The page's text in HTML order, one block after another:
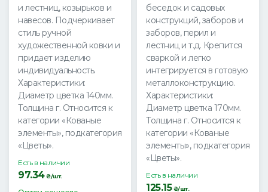
и лестниц, козырьков и
навесов. Подчеркивает
стиль ручной
художественной ковки и
придает изделию
индивидуальность.
Характеристики:
Диаметр цветка 140мм.
Толщина г. Относится к
категории «Кованые
элементы», подкатегория
«Цветы».
Есть в наличии
97.34₴/шт.
беседок и садовых
конструкций, заборов и
заборов, перил и
лестниц и т.д. Крепится
сваркой и легко
интегрируется в готовую
металлоконструкцию.
Характеристики:
Диаметр цветка 170мм.
Толщина г. Относится к
категории «Кованые
элементы», подкатегория
«Цветы».
Есть в наличии
125.15₴/шт.